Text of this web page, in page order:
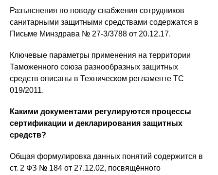
Разъяснения по поводу снабжения сотрудников
санитарными защитными средствами содержатся в
Письме Минздрава № 27-3/3788 от 20.12.17.
Ключевые параметры применения на территории
Таможенного союза разнообразных защитных
средств описаны в Техническом регламенте ТС
019/2011.
Какими документами регулируются процессы
сертификации и декларирования защитных
средств?
Общая формулировка данных понятий содержится в
ст. 2 ФЗ № 184 от 27.12.02, посвящённого